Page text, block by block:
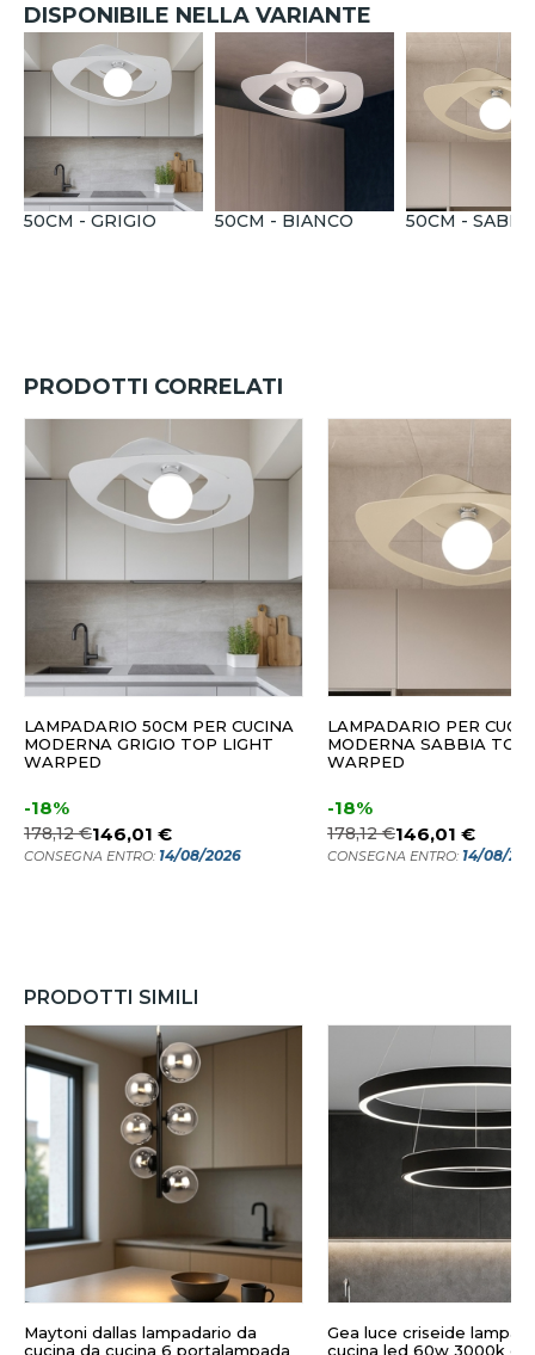
DISPONIBILE NELLA VARIANTE
50CM - GRIGIO 50CM - BIANCO 50CM -
PRODOTTI CORRELATI
LAMPADARIO 50CM PER CUCINA
MODERNA GRIGIO TOP LIGHT
WARPED
-18%
178,12 €146,01 €
CONSEGNA ENTRO: 14/08/2026
LAMPADARIO PER
MODERNA SABBIA
WARPED
-18%
178,12 €146,01 €
CONSEGNA ENTRO: 14/08/
PRODOTTI SIMILI
Maytoni dallas lampadario da
cucina da cucina 6 portalampada
Gea luce criseide
cucina led 60w 3000k